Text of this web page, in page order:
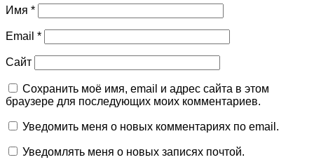
Имя *
Email *
Сайт
Сохранить моё имя, email и адрес сайта в этом
браузере для последующих моих комментариев.
Уведомить меня о новых комментариях по email.
Уведомлять меня о новых записях почтой.